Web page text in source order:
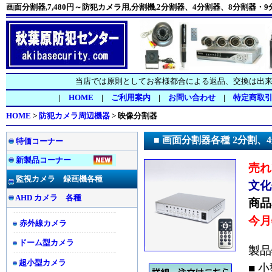
画面分割器,7,480円～防犯カメラ用,分割機,2分割器、4分割器、8分割器
当店では原則としてお客様都合による返品、交換は出
| HOME | ご利用案内| お問い合わせ| 特定商取
HOME > 防犯カメラ周辺機器 > 映像分割器
特価コーナー
新製品コーナー
監視カメラ 録画機各種
AHD カメラ 各種
赤外線カメラ
ドーム型カメラ
超小型カメラ
■ 画面分割器各種 2分割、4
売
文
商
今
製
■